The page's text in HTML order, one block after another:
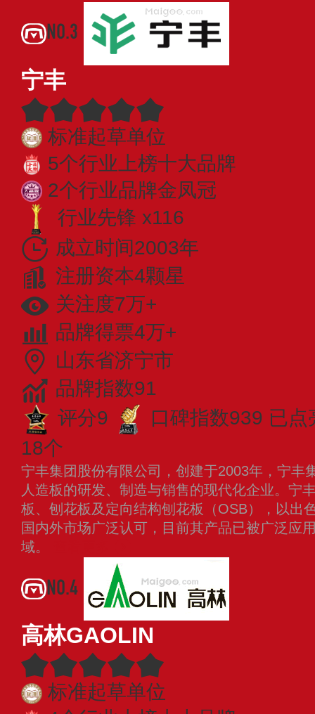
NO.3
宁丰
标准起草单位
5个行业上榜十大品牌
2个行业品牌金凤冠
行业先锋 x116
成立时间2003年
注册资本4颗星
关注度7万+
品牌得票4万+
山东省济宁市
品牌指数91
评分9
口碑指数939 已点
18个
宁丰集团股份有限公司，创建于2003年，宁丰
人造板的研发、制造与销售的现代化企业。宁
板、刨花板及定向结构刨花板（OSB），以出
国内外市场广泛认可，目前其产品已被广泛应
域。
NO.4
高林GAOLIN
标准起草单位